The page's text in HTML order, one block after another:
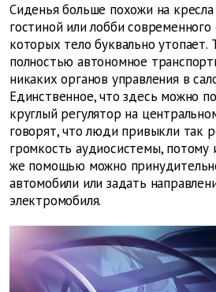
Сиденья больше похожи на
гостиной или лобби
которых тело буквально утопает.
полностью автономное
никаких органов управления в
Единственное, что здесь можно
круглый регулятор на
говорят, что люди привыкли так
громкость аудиосистемы, потому
же помощью можно
автомобили или задать
электромобиля.